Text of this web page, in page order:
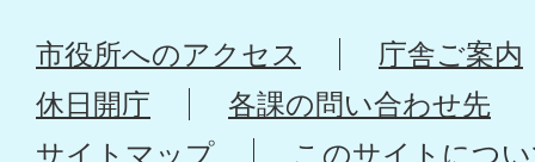
市役所へのアクセス
庁舎ご案内
休日開庁
各課の問い合わせ先
サイトマップ
このサイトにつ